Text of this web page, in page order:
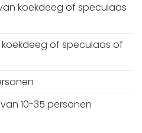
koekdeeg of speculaas
koekdeeg of speculaas of
10-35 personen